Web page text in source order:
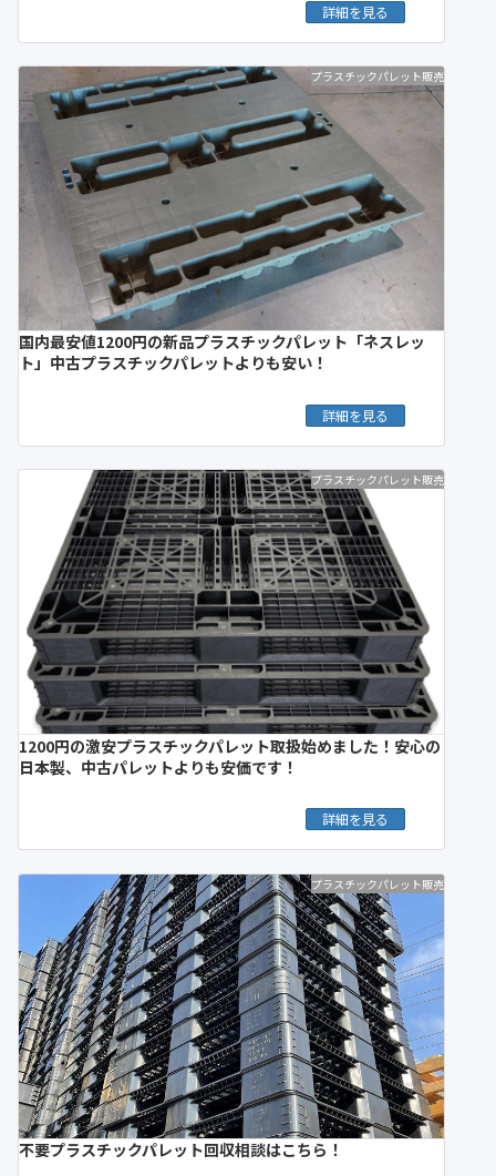
詳細を見る
プラスチックパレット販売
国内最安値1200円の新品プラスチックパレット「ネスレッ
ト」中古プラスチックパレットよりも安い！
詳細を見る
プラスチックパレット販売
1200円の激安プラスチックパレット取扱始めました！安心の
日本製、中古パレットよりも安価です！
詳細を見る
プラスチックパレット販売
不要プラスチックパレット回収相談はこちら！